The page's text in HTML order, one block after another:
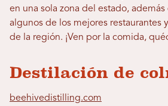
en una sola zona del estado,
algunos de los mejores restaurantes
de la región. ¡Ven por la comida,
Destilación de
beehivedistilling.com